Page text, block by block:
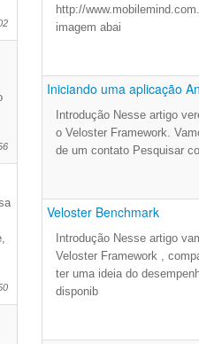
http://
imagem abai
Iniciando uma aplicação
Introdução Nesse artigo
o Veloster Framework.
de um contato Pesquisar
Veloster Benchmark
Introdução Nesse artigo
Veloster Framework ,
ter uma ideia do
disponib